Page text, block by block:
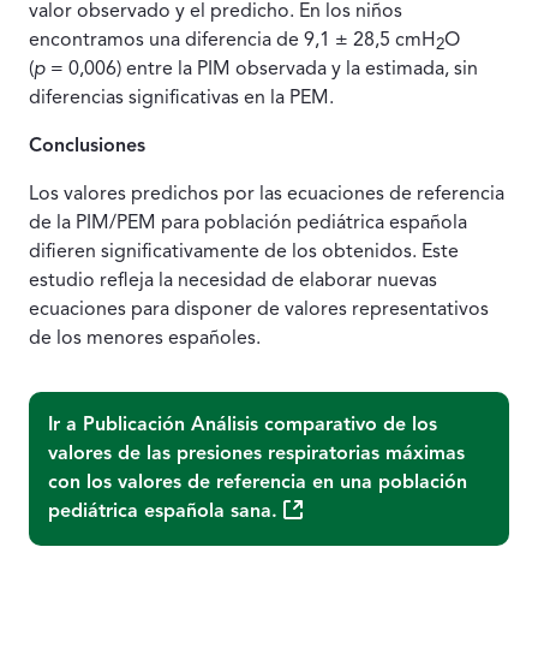
valor observado y el predicho. En los niños
encontramos una diferencia de 9,1 ± 28,5 cmH 2O
(p = 0,006) entre la PIM observada y la estimada, sin
diferencias significativas en la PEM.
Conclusiones
Los valores predichos por las ecuaciones de referencia
de la PIM/PEM para población pediátrica española
difieren significativamente de los obtenidos. Este
estudio refleja la necesidad de elaborar nuevas
ecuaciones para disponer de valores representativos
de los menores españoles.
Ir a Publicación Análisis comparativo de los
valores de las presiones respiratorias máximas
con los valores de referencia en una población
pediátrica española sana.
(Abre una nueva ventana)